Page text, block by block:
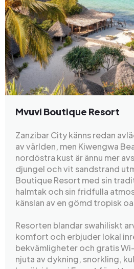
Mvuvi Boutique Resort
Zanzibar City känns redan
av världen, men Kiwengwa
nordöstra kust är ännu mer
djungel och vit sandstrand
Boutique Resort med sin
halmtak och sin fridfulla
känslan av en gömd tropisk
Resorten blandar swahiliskt
komfort och erbjuder lokal
bekvämligheter och gratis
njuta av dykning, snorkling,